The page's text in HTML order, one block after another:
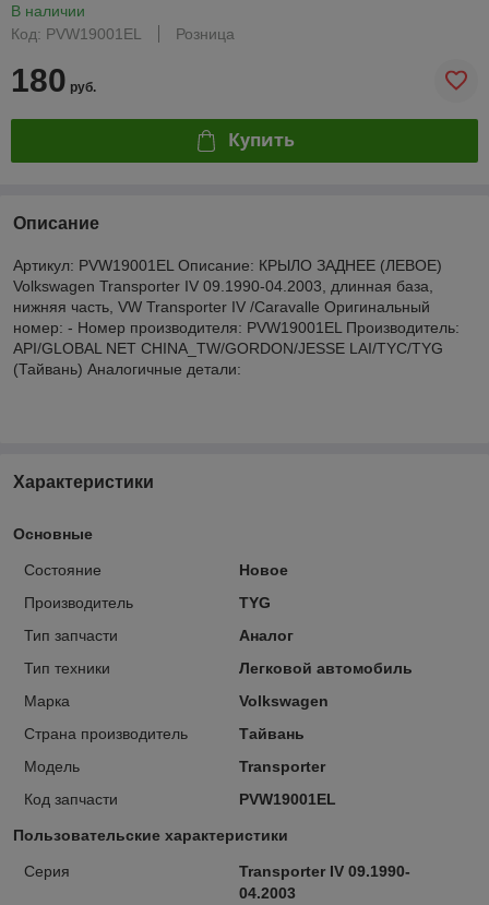
В наличии
Код: PVW19001EL
Розница
180 руб.
Купить
Описание
Артикул: PVW19001EL Описание: КРЫЛО ЗАДНЕЕ (ЛЕВОЕ)
Volkswagen Transporter IV 09.1990-04.2003, длинная база,
нижняя часть, VW Transporter IV /Caravalle Оригинальный
номер: - Номер производителя: PVW19001EL Производитель:
API/GLOBAL NET CHINA_TW/GORDON/JESSE LAI/TYC/TYG
(Тайвань) Аналогичные детали:
Характеристики
Основные
Состояние
Новое
Производитель
TYG
Тип запчасти
Аналог
Тип техники
Легковой автомобиль
Марка
Volkswagen
Страна производитель
Тайвань
Модель
Transporter
Код запчасти
PVW19001EL
Пользовательские характеристики
Серия
Transporter IV 09.1990-
04.2003